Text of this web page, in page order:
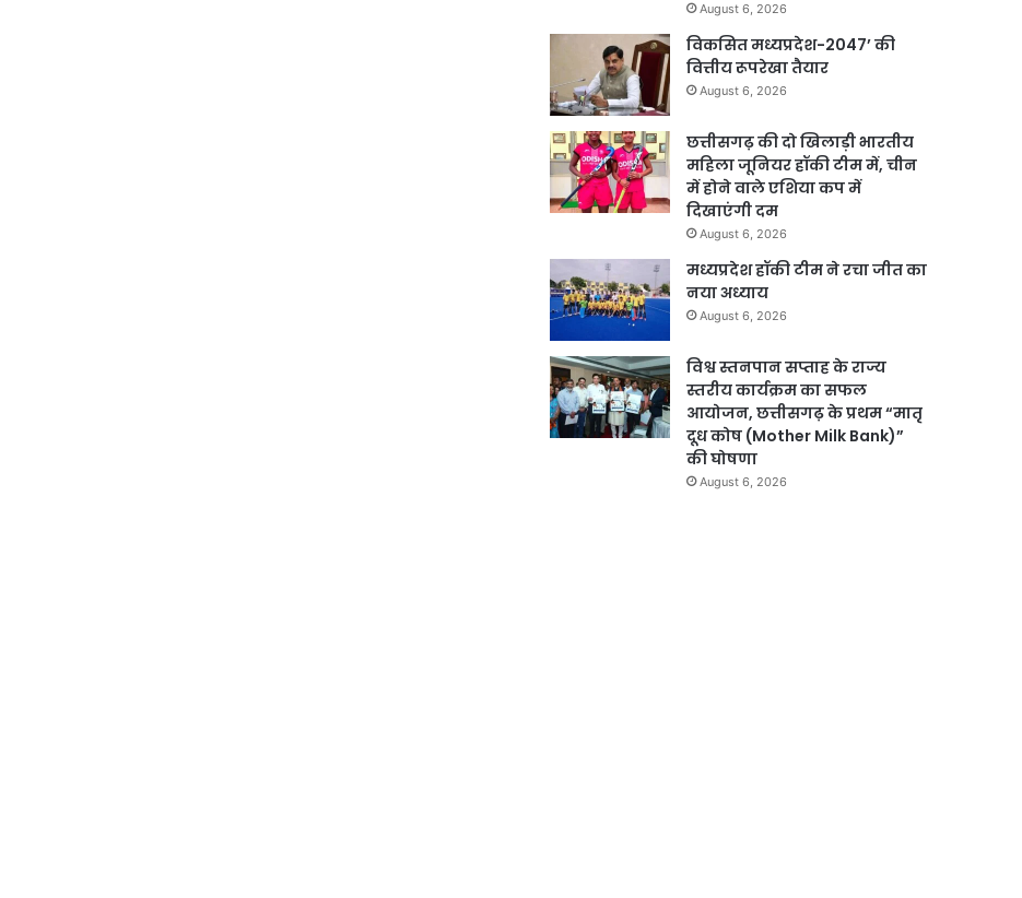
August 6, 2026
विकसित मध्यप्रदेश-2047’ की
वित्तीय रूपरेखा तैयार
August 6, 2026
छत्तीसगढ़ की दो खिलाड़ी भारतीय
महिला जूनियर हॉकी टीम में, चीन
में होने वाले एशिया कप में
दिखाएंगी दम
August 6, 2026
मध्यप्रदेश हॉकी टीम ने रचा जीत का
नया अध्याय
August 6, 2026
विश्व स्तनपान सप्ताह के राज्य
स्तरीय कार्यक्रम का सफल
आयोजन, छत्तीसगढ़ के प्रथम “मातृ
दूध कोष (Mother Milk Bank)”
की घोषणा
August 6, 2026